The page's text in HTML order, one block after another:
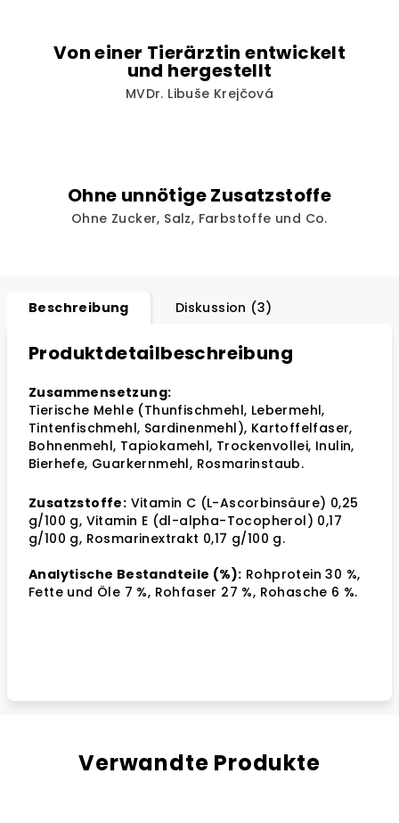
Von einer Tierärztin entwickelt
und hergestellt
MVDr. Libuše Krejčová
Ohne unnötige Zusatzstoffe
Ohne Zucker, Salz, Farbstoffe und Co.
Beschreibung Diskussion (3)
Produktdetailbeschreibung
Zusammensetzung:
Tierische Mehle (Thunfischmehl, Lebermehl,
Tintenfischmehl, Sardinenmehl), Kartoffelfaser,
Bohnenmehl, Tapiokamehl, Trockenvollei, Inulin,
Bierhefe, Guarkernmehl, Rosmarinstaub.
Zusatzstoffe: Vitamin C (L-Ascorbinsäure) 0,25
g/100 g, Vitamin E (dl-alpha-Tocopherol) 0,17
g/100 g, Rosmarinextrakt 0,17 g/100 g.
Analytische Bestandteile (%): Rohprotein 30 %,
Fette und Öle 7 %, Rohfaser 27 %, Rohasche 6 %.
Verwandte Produkte